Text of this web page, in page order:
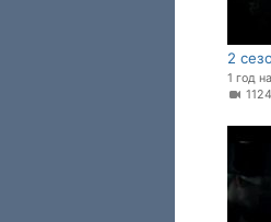
2
1 год